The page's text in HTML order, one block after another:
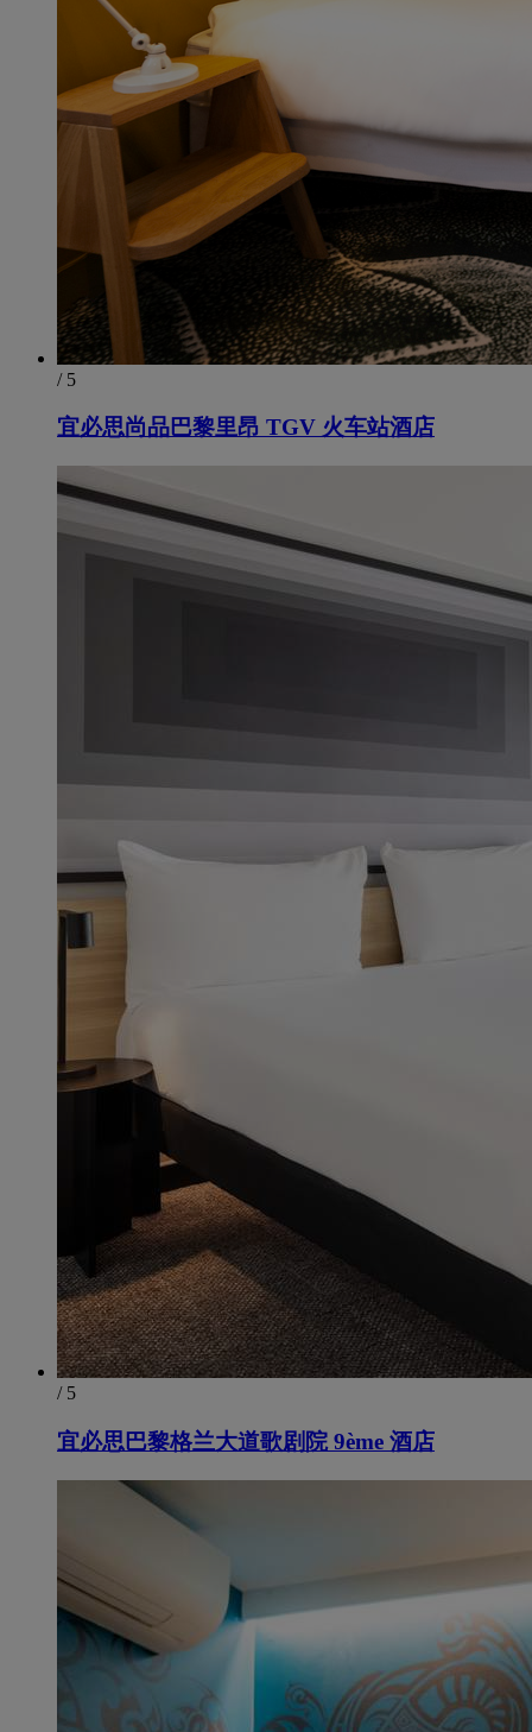
/ 5
宜必思尚品巴黎里昂 TGV 火车站酒店
/ 5
宜必思巴黎格兰大道歌剧院 9ème 酒店